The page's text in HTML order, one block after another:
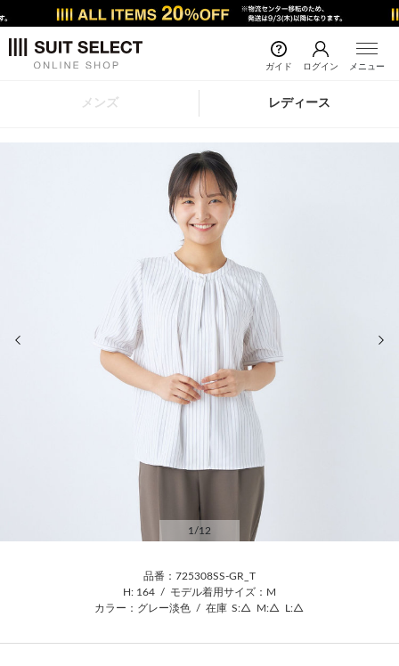
ガイド ログイン メニュー
メンズ レディース
1 /12
品番：725308SS-GR_T
H: 164 / モデル着用サイズ：M
カラー：グレー淡色 / 在庫 S:△ M:△ L:△